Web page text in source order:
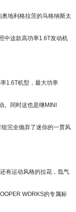
地利格拉茨的马格纳斯太
中这款高功率1.6T发动机
1.6T机型，最大功率
。同时这也是继MINI
完全抛弃了迷你的一贯风
有运动风格的拉花，氙气
WORKS的专属标